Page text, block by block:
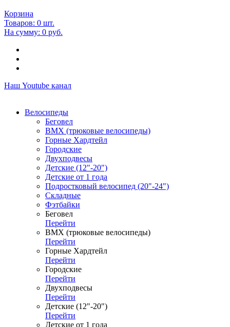
Корзина
Товаров: 0 шт.
На сумму: 0 руб.
Наш Youtube канал
Велосипеды
Беговел
ВМХ (трюковые велосипеды)
Горные Хардтейл
Городские
Двухподвесы
Детские (12"-20")
Детские от 1 года
Подростковый велосипед (20"-24")
Складные
Фэтбайки
Беговел
Перейти
ВМХ (трюковые велосипеды)
Перейти
Горные Хардтейл
Перейти
Городские
Перейти
Двухподвесы
Перейти
Детские (12"-20")
Перейти
Детские от 1 года